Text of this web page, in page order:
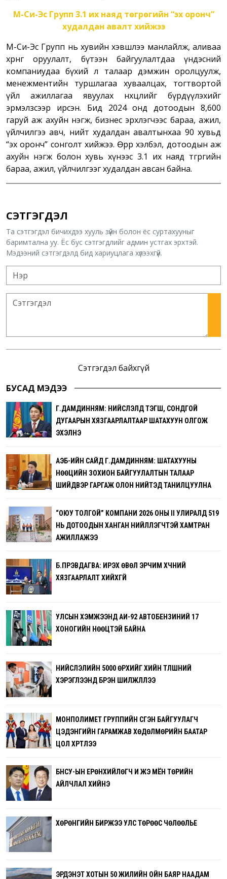
М-Си-Эс Групп 3.1 их наяд төгрөгийн “эх оронч”
худалдан авалт хийжээ
М-Си-Эс Групп нь хувийн хэвшлээ манлайлж, аливаа
хөрөнгө оруулалт, бүтээн байгуулалтдаа үндэсний
компаниудаа бүхий л талаар дэмжин оролцуулж,
менежментийн туршлагаа хуваалцах, тогтвортой
үйл ажиллагаа явуулах нөхцөлийг бүрдүүлэхийг
эрмэлзсээр ирсэн. Бид 2024 онд дотоодын 8,600
гаруй аж ахуйн нэгж, бизнес эрхлэгчээс бараа, ажил,
үйлчилгээ авч, нийт худалдан авалтынхаа 90 хувьд
“эх оронч” сонголт хийжээ. Өөрөөр хэлбэл, дотоодын аж
ахуйн нэгж болон хувь хүнээс 3.1 их наяд төгрөгийн
бараа, ажил, үйлчилгээг худалдан авсан байна.
СЭТГЭГДЭЛ
Та сэтгэгдэл бичихдээ хууль зүйн болон ёс суртахууныг
баримтална уу. Ёс бус сэтгэгдлийг админ устгах эрхтэй.
Мэдээний сэтгэгдэлд бид хариуцлага хүлээхгүй.
Сэтгэгдэл байхгүй
БУСАД МЭДЭЭ
Г.ДАМДИННЯМ: НИЙСЛЭЛД ТЭГШ, СОНДГОЙ
ДУГААРЫН ХЯЗГААРЛАЛТААР ШАТАХУУН ОЛГОЖ
ЭХЭЛНЭ
АҮЭБ-ИЙН САЙД Г.ДАМДИННЯМ: ШАТАХУУНЫ
НӨӨЦИЙН ЗОХИОН БАЙГУУЛАЛТЫН ТАЛААР
ШИЙДВЭР ГАРГАЖ ОЛОН НИЙТЭД ТАНИЛЦУУЛНА
“ОЮУ ТОЛГОЙ” КОМПАНИ 2026 ОНЫ II УЛИРАЛД 519
НЬ ДОТООДЫН ХАНГАН НИЙЛҮҮЛЭГЧТЭЙ ХАМТРАН
АЖИЛЛАЖЭЭ
Б.ПҮРЭВДАГВА: ИРЭХ ӨВӨЛ ЭРЧИМ ХҮЧНИЙ
ХЯЗГААРЛАЛТ ХИЙХГҮЙ
УЛСЫН ХЭМЖЭЭНД АИ-92 АВТОБЕНЗИНИЙ 17
ХОНОГИЙН НӨӨЦТЭЙ БАЙНА
НИЙСЛЭЛИЙН 5000 ӨРХИЙГ ХИЙН ТҮЛШНИЙ
ХЭРЭГЛЭЭНД БҮРЭН ШИЛЖҮҮЛЛЭЭ
МОНПОЛИМЕТ ГРУППИЙН ҮҮСГЭН БАЙГУУЛАГЧ
ЦЭДЭНГИЙН ГАРАМЖАВ ХӨДӨЛМӨРИЙН БААТАР
ЦОЛ ХҮРТЛЭЭ
БНСУ-ЫН ЕРӨНХИЙЛӨГЧ И ЖЭ МЁН ТӨРИЙН
АЙЛЧЛАЛ ХИЙНЭ
ХӨРӨНГИЙН БИРЖЭЭ УЛС ТӨРӨӨС ЧӨЛӨӨЛЬЕ
ЭРДЭНЭТ ХОТЫН 50 ЖИЛИЙН ОЙН БАЯР НААДАМ